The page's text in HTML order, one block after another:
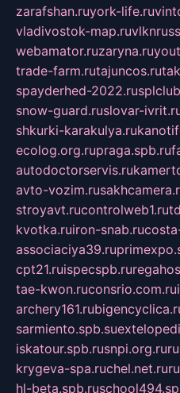
zarafshan.ruyork-life.ru
vladivostok-map.ru
webamator.ruzaryna.ru
trade-farm.rutajuncos.ru
spayderhed-2022.ru
snow-guard.ruslovar-
shkurki-karakulya.ru
ecolog.org.rupraga.spb.ru
autodoctorservis.ru
avto-vozim.ru
stroyavt.rucontrolweb1.ru
kvotka.ruiron-snab.ru
associaciya39.ru
cpt21.ruispecspb.ru
tae-kwon.ruconsrio.com.ru
archery161.ru
sarmiento.spb.su
iskatour.spb.rusnpi.org.ru
krygeva-spa.ruchel.net.ru
hl-beta.spb.ru